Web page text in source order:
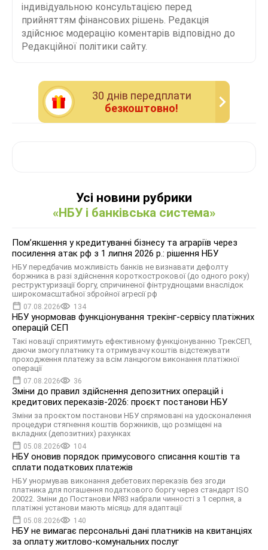
індивідуальною консультацією перед
прийняттям фінансових рішень. Редакція
здійснює модерацію коментарів відповідно до
Редакційної політики сайту.
30 днiв передплати
безкоштовно!
Усі новини рубрики
«НБУ і банківська система»
Помʼякшення у кредитуванні бізнесу та аграріїв через
посилення атак рф з 1 липня 2026 р.: рішення НБУ
НБУ передбачив можливість банків не визнавати дефолту
боржника в разі здійснення короткострокової (до одного року)
реструктуризації боргу, спричиненої фінтруднощами внаслідок
широкомасштабної збройної агресії рф
07.08.2026 134
НБУ унормовав функціонування трекінг-сервісу платіжних
операцій СЕП
Такі новації сприятимуть ефективному функціонуванню ТрекСЕП,
даючи змогу платнику та отримувачу коштів відстежувати
проходження платежу за всім ланцюгом виконання платіжної
операції
07.08.2026 36
Зміни до правил здійснення депозитних операцій і
кредитових переказів-2026: проєкт постанови НБУ
Зміни за проєктом постанови НБУ спрямовані на удосконалення
процедури стягнення коштів боржників, що розміщені на
вкладних (депозитних) рахунках
05.08.2026 104
НБУ оновив порядок примусового списання коштів та
сплати податкових платежів
НБУ унормував виконання дебетових переказів без згоди
платника для погашення податкового боргу через стандарт ISO
20022. Зміни до Постанови №83 набрали чинності з 1 серпня, а
платіжні установи мають місяць для адаптації
05.08.2026 140
НБУ не вимагає персональні дані платників на квитанціях
за оплату житлово-комунальних послуг